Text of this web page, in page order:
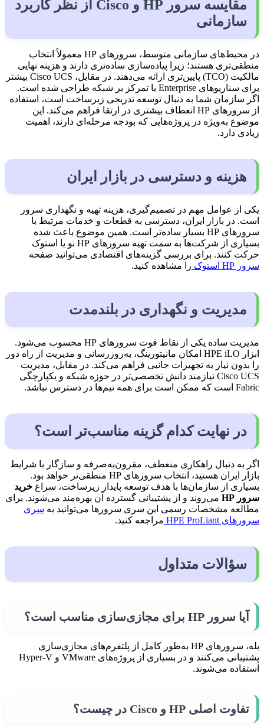
مقایسه سرور HP و Cisco از نظر کاربرد
سازمانی
در محیط‌های سازمانی متوسط، سرورهای HP معمولاً انتخاب
منطقی‌تری هستند؛ زیرا پیاده‌سازی ساده‌تری دارند و هزینه نهایی
مالکیت (TCO) پایین‌تری ارائه می‌دهند. در مقابل، Cisco UCS بیشتر
برای سناریوهای Enterprise با تمرکز بر شبکه طراحی شده است.
اگر سازمان شما به دنبال توسعه تدریجی زیرساخت است، استفاده
از سرورهای HP انعطاف بیشتری در ارتقا فراهم می‌کند. این
موضوع به‌ویژه در پروژه‌هایی که بودجه مرحله‌ای دارند، اهمیت
زیادی دارد.
هزینه و دسترسی در بازار ایران
یکی از عوامل مهم در تصمیم‌گیری، هزینه تهیه و نگهداری سرور
است. در بازار ایران، دسترسی به قطعات و خدمات مرتبط با
سرورهای HP بسیار ساده‌تر است. همین موضوع باعث شده
بسیاری از شرکت‌ها به سمت تهیه سرورهای HP نو یا استوک
حرکت کنند. برای بررسی گزینه‌های اقتصادی می‌توانید صفحه
سرور HP استوک
را مشاهده کنید.
مدیریت و نگهداری در بلندمدت
مدیریت ساده یکی از نقاط قوت سرورهای HP محسوب می‌شود.
ابزار HPE iLO امکان مانیتورینگ، به‌روزرسانی و مدیریت از راه دور
را بدون نیاز به تجهیزات جانبی فراهم می‌کند. در مقابل، مدیریت
Cisco UCS نیازمند دانش تخصصی‌تر در حوزه شبکه و یکپارچگی
Fabric است که ممکن است برای همه تیم‌ها در دسترس نباشد.
در نهایت کدام گزینه مناسب‌تر است؟
اگر به دنبال راهکاری منعطف، مقرون‌به‌صرفه و سازگار با شرایط
بازار ایران هستید، انتخاب سرورهای HP منطقی‌تر خواهد بود.
بسیاری از سازمان‌ها با هدف توسعه پایدار زیرساخت، سراغ خرید
سرور HP
می‌روند و از پشتیبانی گسترده آن بهره‌مند می‌شوند. برای
مطالعه مشخصات رسمی این سری سرورها می‌توانید به سری
سرورهای HPE ProLiant
مراجعه کنید.
سؤالات متداول
آیا سرور HP برای مجازی‌سازی مناسب است؟
بله، سرورهای HP به‌طور کامل از پلتفرم‌های مجازی‌سازی
پشتیبانی می‌کنند و در بسیاری از پروژه‌های VMware و Hyper-V
استفاده می‌شوند.
تفاوت اصلی HP و Cisco در چیست؟